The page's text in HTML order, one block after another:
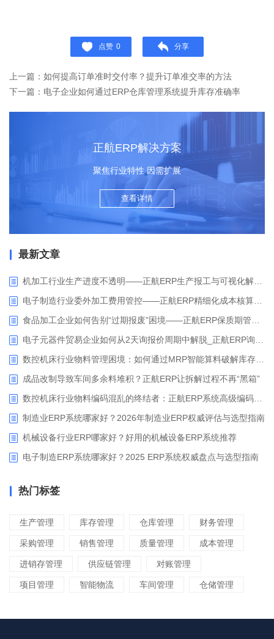
点赞 0 分享
上一篇：如何提高订单准时交付率？提升订单准交率的方法
下一篇：电子企业如何通过ERP仓库管理系统提升库存准确率
正航ERP解决方案
聚焦行业特性 因需扩展
查看详情
最新文章
成品改制导致车间多余料堆积？正航ERP让拆解过程不再“黑箱”
制造业ERP系统哪家好？2026年制造业ERP权威评估与选型指南
机械设备行业ERP哪家好？好用的机械设备ERP系统推荐
电子制造ERP系统哪家好？2025 ERP系统权威盘点与选型指南
热门标签
生产管理 库存管理 仓库管理 财务管理
采购管理 销售管理 质量管理 成本管理
进销存管理 供应链管理 对账管理
项目管理 智能物流 车间管理 仓储管理